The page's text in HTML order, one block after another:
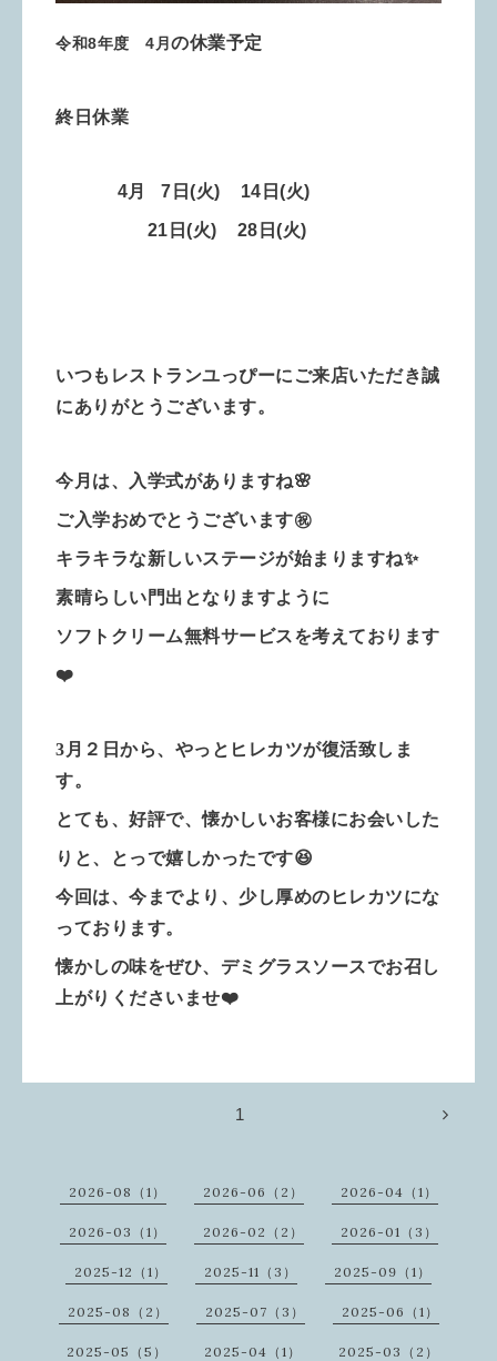
令和8年度 4月 の休業予定
終日休業
4月 7 日 (火) 14 日(火)
21日(火) 28日(火)
いつもレストランユっぴーにご来店いただき誠
にありがとうございます。
今月は、入学式がありますね🌸
ご入学おめでとうございます㊗️
キラキラな新しいステージが始まりますね✨
素晴らしい門出となりますように
ソフトクリーム無料サービスを考えております
❤️
3月２日から、やっとヒレカツが復活致しま
す。
とても、好評で、懐かしいお客様にお会いした
りと、 とっで嬉しかったです😆
今回は、今までより、少し厚めのヒレカツにな
っております。
懐かしの味をぜひ、デミグラスソースでお召し
上がりくださいませ❤️
1
2026-08（1） 2026-06（2） 2026-04（1）
2026-03（1） 2026-02（2） 2026-01（3）
2025-12（1） 2025-11（3） 2025-09（1）
2025-08（2） 2025-07（3） 2025-06（1）
2025-05（5） 2025-04（1） 2025-03（2）